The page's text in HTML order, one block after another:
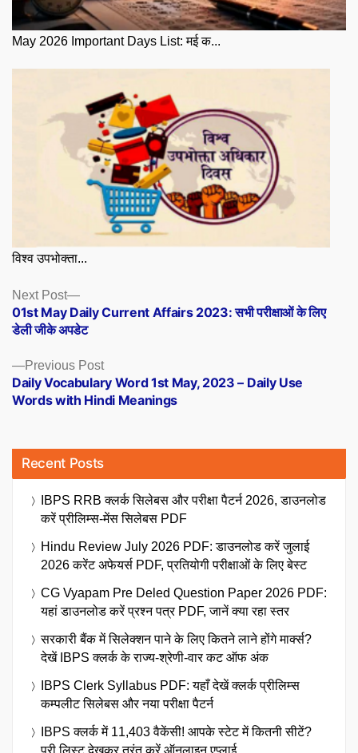
May 2026 Important Days List: मई क...
विश्व उपभोक्ता...
Posts
navigation
Previous PostPrevious
post:
Daily Vocabulary Word 1st May, 2023 – Daily Use
Words with Hindi Meanings
Next Post
Next
post:
01st May Daily Current Affairs 2023: सभी परीक्षाओं के लिए
डेली जीके अपडेट
Recent Posts
IBPS RRB क्लर्क सिलेबस और परीक्षा पैटर्न 2026, डाउनलोड
करें प्रीलिम्स-मेंस सिलेबस PDF
Hindu Review July 2026 PDF: डाउनलोड करें जुलाई
2026 करेंट अफेयर्स PDF, प्रतियोगी परीक्षाओं के लिए बेस्ट
CG Vyapam Pre Deled Question Paper 2026 PDF:
यहां डाउनलोड करें प्रश्न पत्र PDF, जानें क्या रहा स्तर
सरकारी बैंक में सिलेक्शन पाने के लिए कितने लाने होंगे मार्क्स?
देखें IBPS क्लर्क के राज्य-श्रेणी-वार कट ऑफ अंक
IBPS Clerk Syllabus PDF: यहाँ देखें क्लर्क प्रीलिम्स
कम्पलीट सिलेबस और नया परीक्षा पैटर्न
IBPS क्लर्क में 11,403 वैकेंसी! आपके स्टेट में कितनी सीटें?
पूरी लिस्ट देखकर तुरंत करें ऑनलाइन एप्लाई